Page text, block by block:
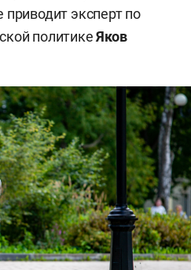
эксперт по
политикеЯков